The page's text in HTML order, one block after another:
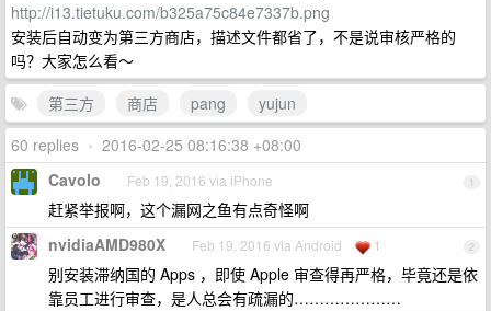
http://i13.tietuku.com/b325a75c84e7337b.png
安装后自动变为第三方商店，描述文件都省了，不是说审核严格的
吗？大家怎么看～
第三方
商店 pang
yujun
60 replies • 2016-02-25 08:16:38 +08:00
1
Cavolo Feb 19, 2016 via iPhone
赶紧举报啊，这个漏网之鱼有点奇怪啊
2
nvidiaAMD980X Feb 19, 2016 via Android 1
别安装滞纳国的 Apps ，即使 Apple 审查得再严格，毕竟还是依
靠员工进行审查，是人总会有疏漏的…………………